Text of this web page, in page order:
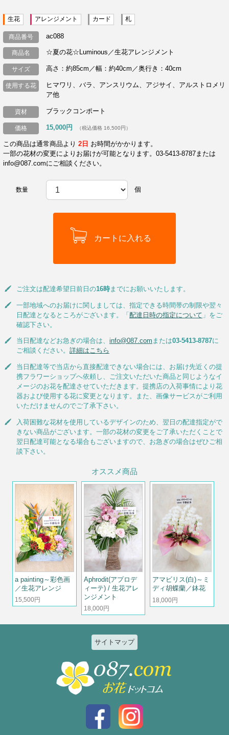
生花 アレンジメント カード 札
商品番号 ac088
商品名 ☆夏の花☆Luminous／生花アレンジメント
サイズ 高さ：約85cm／幅：約40cm／奥行き：40cm
使用する花
ヒマワリ、バラ、アンスリウム、アジサイ、アルストロメリ
ア他
資材 ブラックコンポート
価格 15,000円 （税込価格 16,500円）
この商品は通常商品より2日 お時間がかかります。
一部の花材の変更によりお届けが可能となります。03-5413-8787または
info@087.comにご相談ください。
数量 個
ご注文は配達希望日前日の16時までにお願いいたします。
一部地域へのお届けに関しましては、指定できる時間帯の制限や翌々
日配達となるところがございます。「配達日時の指定について 」をご
確認下さい。
当日配達などお急ぎの場合は、 info@087.com または03-5413-8787に
ご相談ください。 詳細はこちら
当日配達等で当店から直接配達できない場合には、お届け先近くの提
携フラワーショップへ依頼し、ご注文いただいた商品と同じようなイ
メージのお花を配達させていただきます。提携店の入荷事情により花
器および使用する花に変更となります。また、画像サービスがご利用
いただけませんのでご了承下さい。
入荷困難な花材を使用しているデザインのため、翌日の配達指定がで
きない商品がございます。一部の花材の変更をご了承いただくことで
翌日配達可能となる場合もございますので、お急ぎの場合はぜひご相
談下さい。
オススメ商品
a painting～彩色画
／生花アレンジ
15,500円
Aphrodit(アプロデ
ィーテ) / 生花アレ
ンジメント
18,000円
アマビリス(白)～ミ
ディ胡蝶蘭／鉢花
18,000円
サイトマップ
特集
2026ひまわりと夏の花特集
お祝い花特集～開店・移転・就
個人のお客様
結婚記念日
入社・退職
結婚